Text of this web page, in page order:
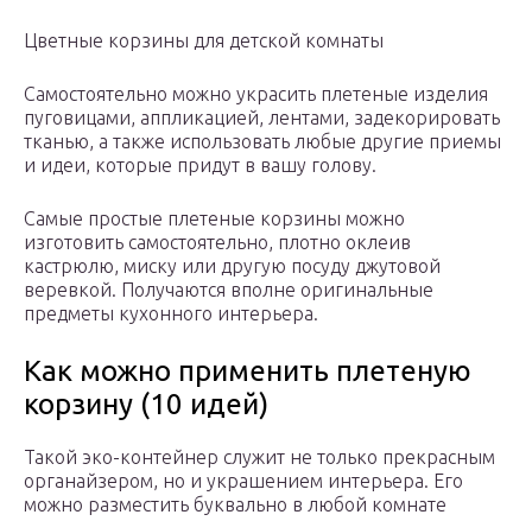
Цветные корзины для детской комнаты
Самостоятельно можно украсить плетеные изделия
пуговицами, аппликацией, лентами, задекорировать
тканью, а также использовать любые другие приемы
и идеи, которые придут в вашу голову.
Самые простые плетеные корзины можно
изготовить самостоятельно, плотно оклеив
кастрюлю, миску или другую посуду джутовой
веревкой. Получаются вполне оригинальные
предметы кухонного интерьера.
Как можно применить плетеную
корзину (10 идей)
Такой эко-контейнер служит не только прекрасным
органайзером, но и украшением интерьера. Его
можно разместить буквально в любой комнате